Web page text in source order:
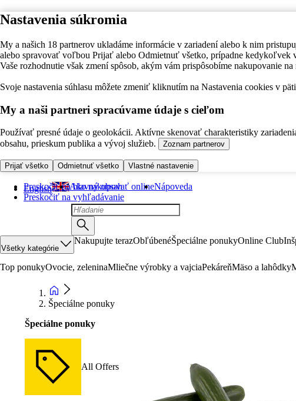
Nastavenia súkromia
My a našich 18 partnerov ukladáme informácie v zariadení alebo k nim
alebo spravovať voľbou Prijať alebo Odmietnuť všetko, prípadne kedykoľvek
Vaše rozhodnutie však zmení spôsob, akým vám prispôsobíme nakupovanie na
Svoje nastavenia súhlasu môžete zmeniť kliknutím na Nastavenia cookies v
My a naši partneri spracúvame údaje s cieľom
Používať presné údaje o geolokácii. Aktívne skenovať charakteristiky
obsahu, prieskum publika a vývoj služieb.
Zoznam partnerov
Prijať všetko Odmietnuť všetko Vlastné nastavenie
Preskočiť na hlavný obsah
Preskočiť na vyhľadávanie
English Ako nakupovať onlineNápoveda
Všetky kategórie
Nakupujte terazObľúbenéŠpeciálne ponukyOnline Club
Top ponukyOvocie, zeleninaMliečne výrobky a vajciaPekáreňMäso a lahôdky
Špeciálne ponuky
Špeciálne ponuky
All Offers